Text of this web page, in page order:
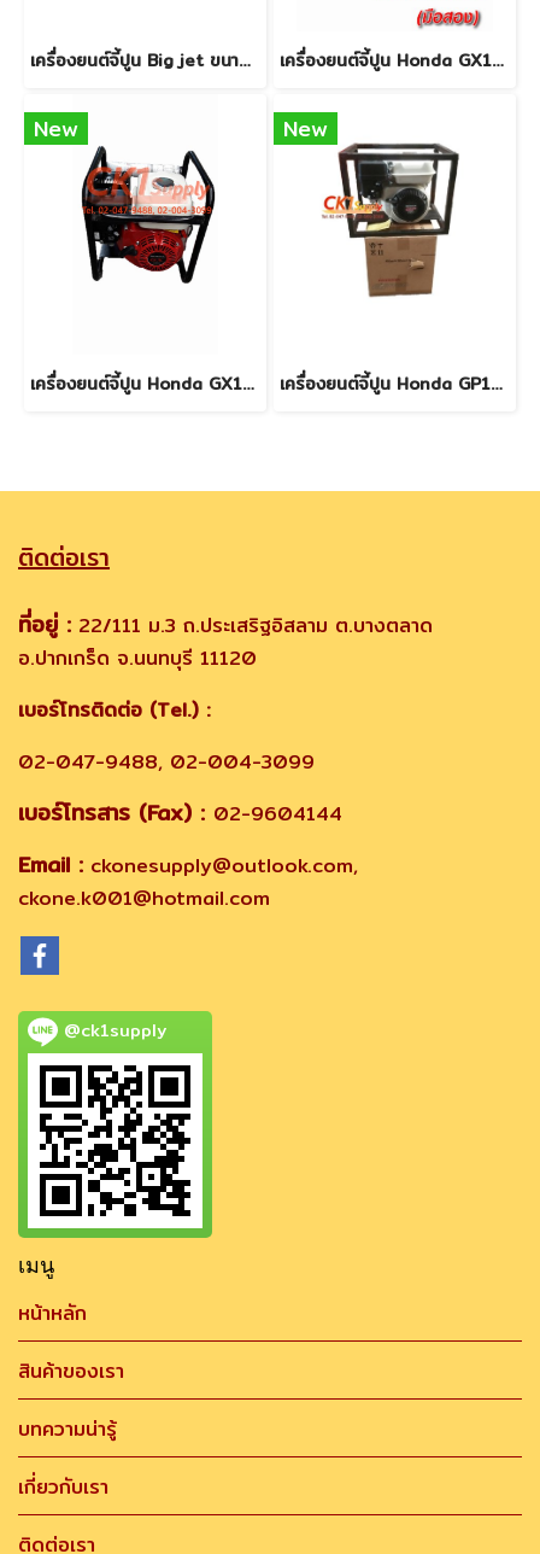
เครื่องยนต์จี้ปูน Big jet ขนาด 6.5 แรงม้า - สินค้าใหม่ เครื่องยนต์จี้ปูน Honda GX160 5.5 แรงม้า - มือสอง
New
เครื่องยนต์จี้ปูน Honda GX160 5.5 แรงม้า - สินค้าใหม่
New
เครื่องยนต์จี้ปูน Honda GP160 5.5 แรงม้า - สินค้าใหม่
ติดต่อเรา
ที่อยู่ : 22/111 ม.3 ถ.ประเสริฐอิสลาม ต.บางตลาด
อ.ปากเกร็ด จ.นนทบุรี 11120
เบอร์โทรติดต่อ (Tel.) :
02-047-9488, 02-004-3099
เบอร์โทรสาร (Fax) : 02-9604144
Email : ckonesupply@outlook.com,
ckone.k001@hotmail.com
@ck1supply
เมนู
หน้าหลัก
สินค้าของเรา
บทความน่ารู้
เกี่ยวกับเรา
ติดต่อเรา